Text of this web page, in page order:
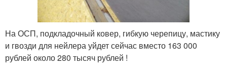
На ОСП, подкладочный ковер, гибкую черепицу, мастику
и гвозди для нейлера уйдет сейчас вместо 163 000
рублей около 280 тысяч рублей !